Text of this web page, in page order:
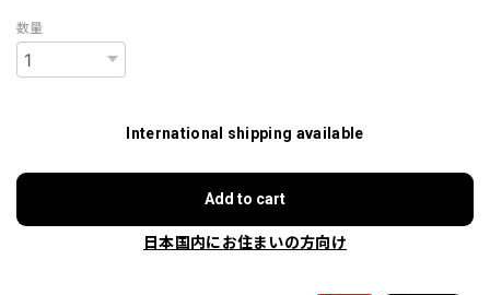
数量
International shipping available
Add to cart
日本国内にお住まいの方向け